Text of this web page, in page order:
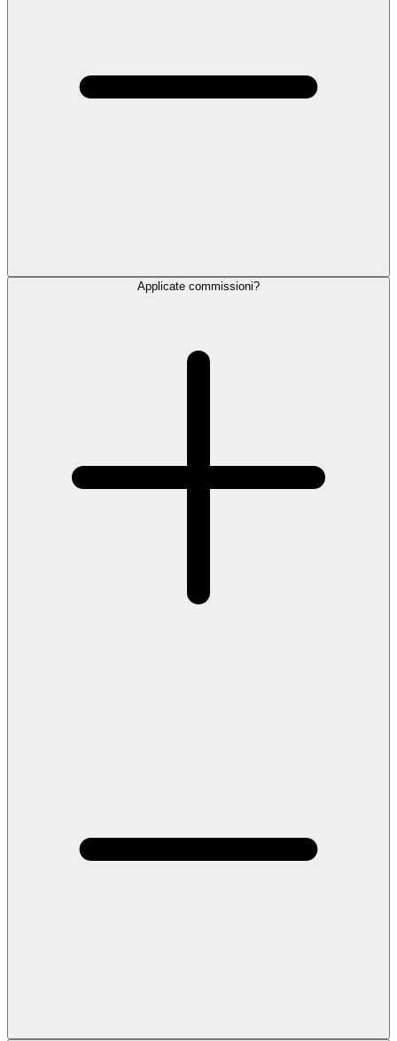
Applicate commissioni?